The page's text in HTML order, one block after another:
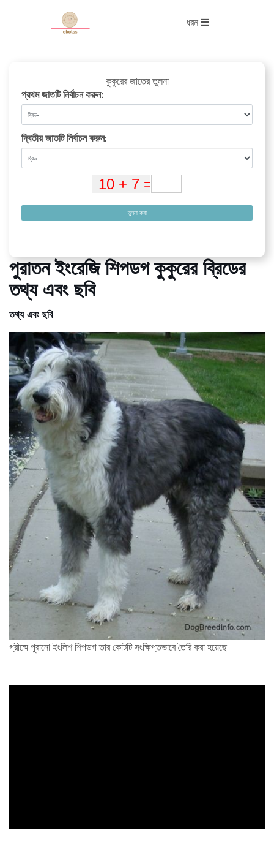
ধরন
কুকুরের জাতের তুলনা
প্রথম জাতটি নির্বাচন করুন:
দ্বিতীয় জাতটি নির্বাচন করুন:
তুলনা করা
পুরাতন ইংরেজি শিপডগ কুকুরের ব্রিডের
তথ্য এবং ছবি
তথ্য এবং ছবি
গ্রীষ্মে পুরানো ইংলিশ শিপডগ তার কোটটি সংক্ষিপ্তভাবে তৈরি করা হয়েছে